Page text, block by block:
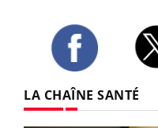
LA CHAÎNE SANTÉ